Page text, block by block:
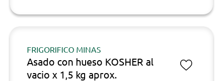
FRIGORIFICO MINAS
Asado con hueso KOSHER al
vacio x 1,5 kg aprox.